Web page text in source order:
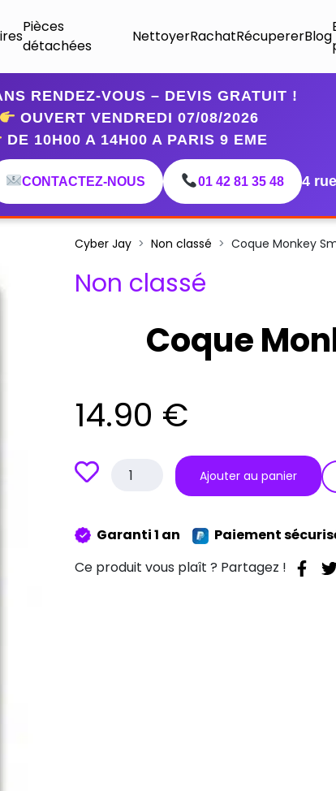
Pièces
détachées
NettoyerRachatRécupererBlog
RENDEZ-VOUS – DEVIS GRATUIT !
OUVERT VENDREDI 07/08/2026
DE 10H00 A 14H00 A PARIS 9 EME
CONTACTEZ-NOUS 01 42 81 35 48 4
Cyber Jay Non classé Coque Monkey
Non classé
Coque
14.90 €
quantité
Smoke
Ajouter au panier
Garanti 1 an
Paiement
Ce produit vous plaît ? Partagez !